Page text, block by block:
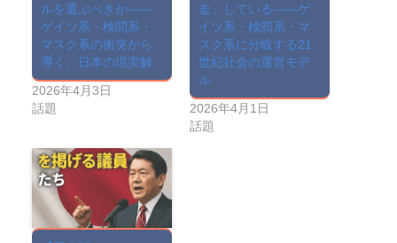
ルを選ぶべきか――
ゲイツ系・検閲系・
マスク系の衝突から
導く、日本の現実解
2026年4月3日
話題
走」している――ゲ
イツ系・検閲系・マ
スク系に分岐する21
世紀社会の運営モデ
ル
2026年4月1日
話題